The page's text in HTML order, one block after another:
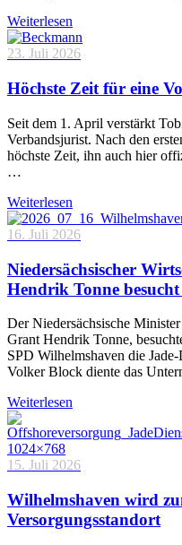
Weiterlesen
23. Juli 2026
Höchste Zeit für eine
Seit dem 1. April verstärkt
Verbandsjurist. Nach den
höchste Zeit, ihn auch hier
…
Weiterlesen
16. Juli 2026
Niedersächsischer
Hendrik Tonne besucht
Der Niedersächsische
Grant Hendrik Tonne,
SPD Wilhelmshaven die
Volker Block diente das
Weiterlesen
15. Juli 2026
Wilhelmshaven wird
Versorgungsstandort